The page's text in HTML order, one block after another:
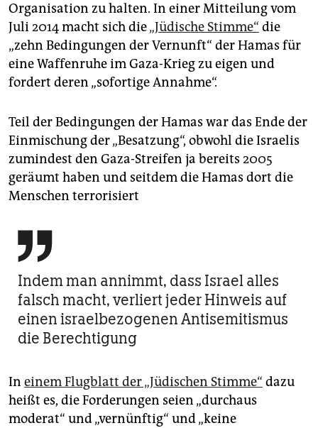
Organisation zu halten. In einer Mitteilung vom
Juli 2014 macht sich die„Jüdische Stimme“ die
„zehn Bedingungen der Vernunft“ der Hamas für
eine Waffenruhe im Gaza-Krieg zu eigen und
fordert deren „sofortige Annahme“.
Teil der Bedingungen der Hamas war das Ende der
Einmischung der „Besatzung“, obwohl die Israelis
zumindest den Gaza-Streifen ja bereits 2005
geräumt haben und seitdem die Hamas dort die
Menschen terrorisiert

Indem man annimmt, dass Israel alles
falsch macht, verliert jeder Hinweis auf
einen israelbezogenen Antisemitismus
die Berechtigung
In einem Flugblatt der „Jüdischen Stimme“ dazu
heißt es, die Forderungen seien „durchaus
moderat“ und „vernünftig“ und „keine